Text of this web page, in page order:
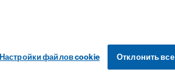
Настройки файлов cookie Отклонить все